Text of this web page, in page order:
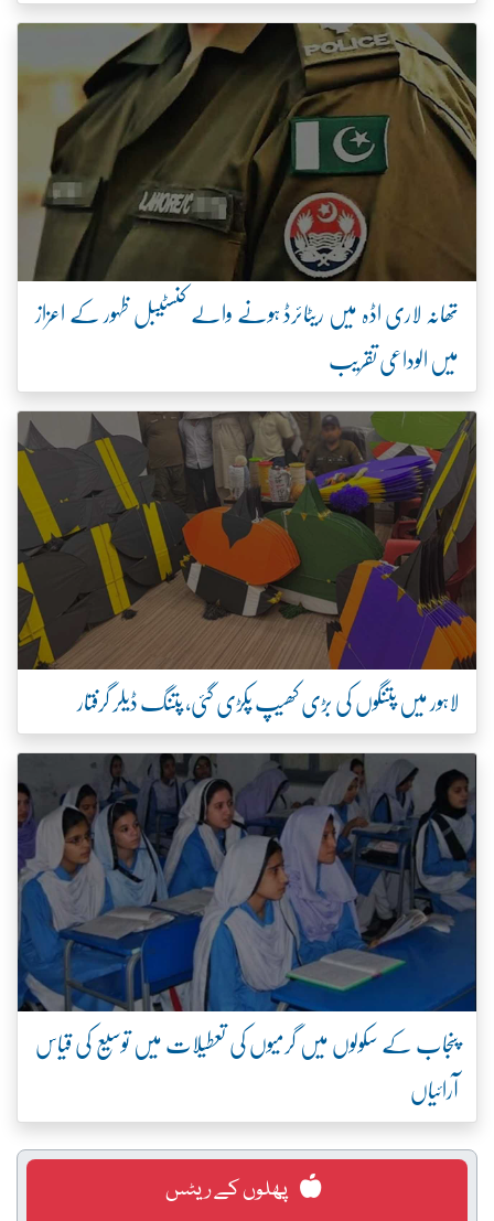
تھانہ لاری اڈہ میں ریٹائرڈ ہونے والے کنسٹیبل ظہور کے اعزاز
میں الوداعی تقریب
لاہور میں پتنگوں کی بڑی کھیپ پکڑی گئی، پتنگ ڈیلر گرفتار
پنجاب کے سکولوں میں گرمیوں کی تعطیلات میں توسیع کی قیاس
آرائیاں
پھلوں کے ریٹس